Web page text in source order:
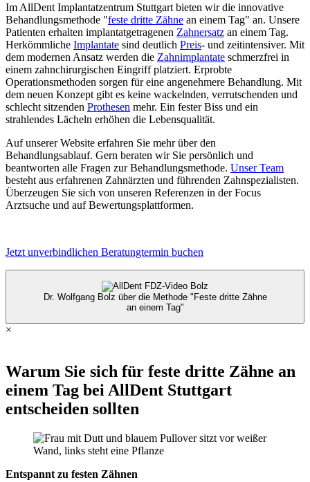
Im AllDent Implantatzentrum Stuttgart bieten wir die innovative
Behandlungsmethode "feste dritte Zähne an einem Tag" an. Unsere
Patienten erhalten implantatgetragenen Zahnersatz an einem Tag.
Herkömmliche Implantate sind deutlich Preis- und zeitintensiver. Mit
dem modernen Ansatz werden die Zahnimplantate schmerzfrei in
einem zahnchirurgischen Eingriff platziert. Erprobte
Operationsmethoden sorgen für eine angenehmere Behandlung. Mit
dem neuen Konzept gibt es keine wackelnden, verrutschenden und
schlecht sitzenden Prothesen mehr. Ein fester Biss und ein
strahlendes Lächeln erhöhen die Lebensqualität.
Auf unserer Website erfahren Sie mehr über den
Behandlungsablauf. Gern beraten wir Sie persönlich und
beantworten alle Fragen zur Behandlungsmethode. Unser Team
besteht aus erfahrenen Zahnärzten und führenden Zahnspezialisten.
Überzeugen Sie sich von unseren Referenzen in der Focus
Arztsuche und auf Bewertungsplattformen.
Jetzt unverbindlichen Beratungtermin buchen
Dr. Wolfgang Bolz über die Methode "Feste dritte Zähne
an einem Tag"
×
Warum Sie sich für feste dritte Zähne an
einem Tag bei AllDent Stuttgart
entscheiden sollten
Entspannt zu festen Zähnen